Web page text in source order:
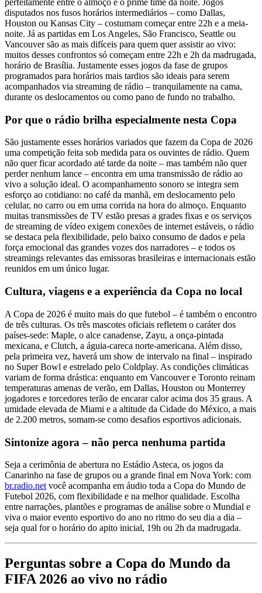
perfeitamente entre o almoço e o prime time da noite. Jogos
disputados nos fusos horários intermediários – como Dallas,
Houston ou Kansas City – costumam começar entre 22h e a meia-
noite. Já as partidas em Los Angeles, São Francisco, Seattle ou
Vancouver são as mais difíceis para quem quer assistir ao vivo:
muitos desses confrontos só começam entre 22h e 2h da madrugada,
horário de Brasília. Justamente esses jogos da fase de grupos
programados para horários mais tardios são ideais para serem
acompanhados via streaming de rádio – tranquilamente na cama,
durante os deslocamentos ou como pano de fundo no trabalho.
Por que o rádio brilha especialmente nesta Copa
São justamente esses horários variados que fazem da Copa de 2026
uma competição feita sob medida para os ouvintes de rádio. Quem
não quer ficar acordado até tarde da noite – mas também não quer
perder nenhum lance – encontra em uma transmissão de rádio ao
vivo a solução ideal. O acompanhamento sonoro se integra sem
esforço ao cotidiano: no café da manhã, em deslocamento pelo
celular, no carro ou em uma corrida na hora do almoço. Enquanto
muitas transmissões de TV estão presas a grades fixas e os serviços
de streaming de vídeo exigem conexões de internet estáveis, o rádio
se destaca pela flexibilidade, pelo baixo consumo de dados e pela
força emocional das grandes vozes dos narradores – e todos os
streamings relevantes das emissoras brasileiras e internacionais estão
reunidos em um único lugar.
Cultura, viagens e a experiência da Copa no local
A Copa de 2026 é muito mais do que futebol – é também o encontro
de três culturas. Os três mascotes oficiais refletem o caráter dos
países-sede: Maple, o alce canadense, Zayu, a onça-pintada
mexicana, e Clutch, a águia-careca norte-americana. Além disso,
pela primeira vez, haverá um show de intervalo na final – inspirado
no Super Bowl e estrelado pelo Coldplay. As condições climáticas
variam de forma drástica: enquanto em Vancouver e Toronto reinam
temperaturas amenas de verão, em Dallas, Houston ou Monterrey
jogadores e torcedores terão de encarar calor acima dos 35 graus. A
umidade elevada de Miami e a altitude da Cidade do México, a mais
de 2.200 metros, somam-se como desafios esportivos adicionais.
Sintonize agora – não perca nenhuma partida
Seja a cerimônia de abertura no Estádio Asteca, os jogos da
Canarinho na fase de grupos ou a grande final em Nova York: com
br.radio.net você acompanha em áudio toda a Copa do Mundo de
Futebol 2026, com flexibilidade e na melhor qualidade. Escolha
entre narrações, plantões e programas de análise sobre o Mundial e
viva o maior evento esportivo do ano no ritmo do seu dia a dia –
seja qual for o horário do apito inicial, 19h ou 2h da madrugada.
Perguntas sobre a Copa do Mundo da
FIFA 2026 ao vivo no rádio